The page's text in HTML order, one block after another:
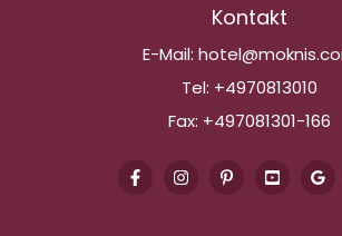
Kontakt
E-Mail:
Tel: +4970813010
Fax: +497081301-166